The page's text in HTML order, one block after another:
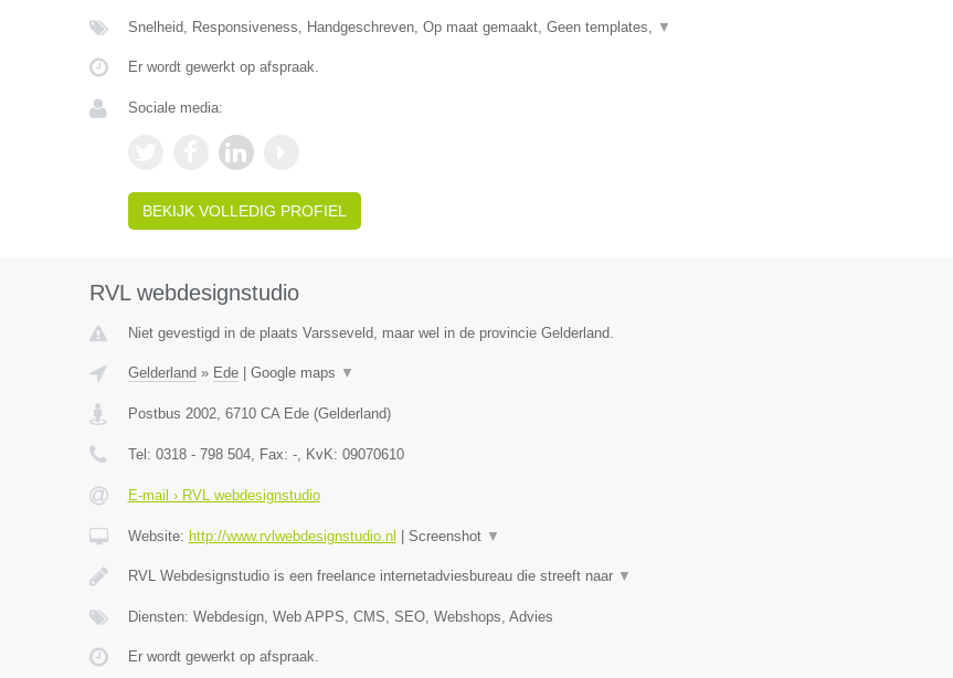
Snelheid, Responsiveness, Handgeschreven, Op maat gemaakt, Geen templates, ▼
Er wordt gewerkt op afspraak.
Sociale media:
BEKIJK VOLLEDIG PROFIEL
RVL webdesignstudio
Niet gevestigd in de plaats Varsseveld, maar wel in de provincie Gelderland.
Gelderland » Ede| Google maps ▼
Postbus 2002, 6710 CA Ede(Gelderland)
Tel: 0318 - 798 504, Fax: -, KvK: 09070610
E-mail › RVL webdesignstudio
Website: http://www.rvlwebdesignstudio.nl Screenshot ▼
RVL Webdesignstudio is een freelance internetadviesbureau die streeft naar ▼
Diensten: Webdesign, Web APPS, CMS, SEO, Webshops, Advies
Er wordt gewerkt op afspraak.